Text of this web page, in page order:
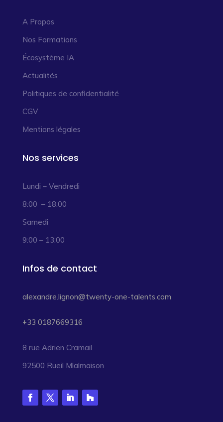
A Propos
Nos Formations
Écosystème IA
Actualités
Politiques de confidentialité
CGV
Mentions légales
Nos services
Lundi – Vendredi
8:00 – 18:00
Samedi
9:00 – 13:00
Infos de contact
alexandre.lignon@twenty-one-talents.com
+33 0187669316
8 rue Adrien Cramail
92500 Rueil Mlalmaison